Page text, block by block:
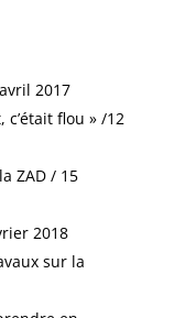
2017
c’était flou » /12
ZAD / 15
2018
sur la